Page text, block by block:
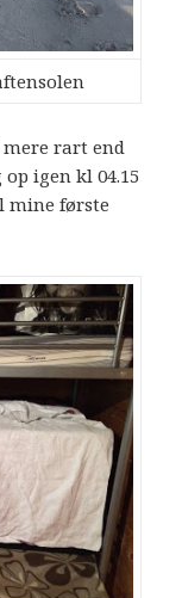
rart end
igen kl 04.15
mine første